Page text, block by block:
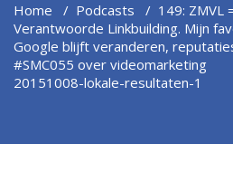
Home / Podcasts / 149: ZMVL
Verantwoorde Linkbuilding. Mijn
Google blijft veranderen,
#SMC055 over videomarketing
20151008-lokale-resultaten-1